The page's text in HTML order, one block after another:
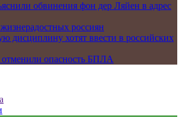
обвинения фон дер Ляйен в адрес
россиян
дисциплину хотят ввести в российских
отменили опасность БПЛА